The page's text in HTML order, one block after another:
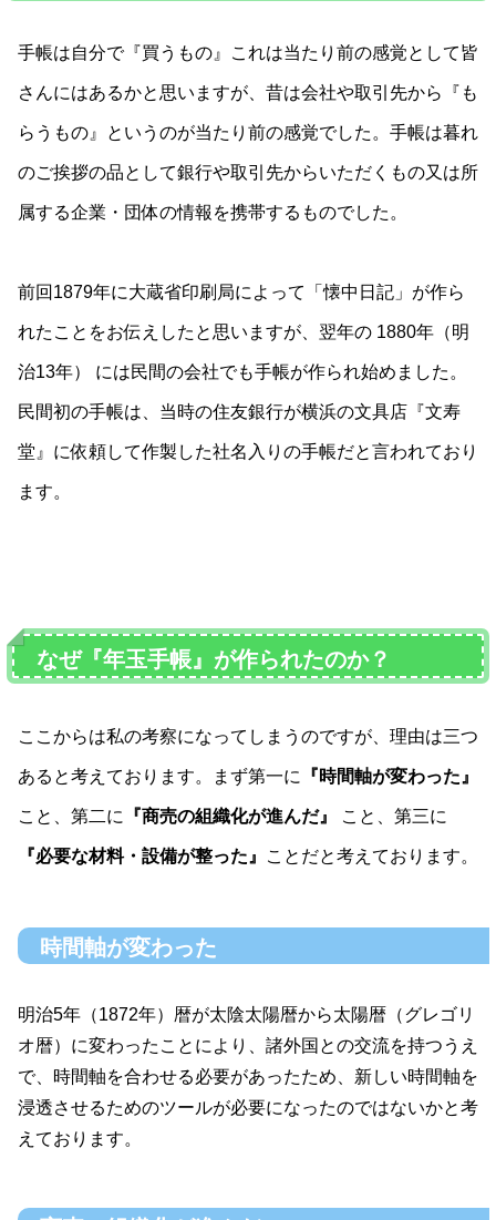
手帳は自分で『買うもの』これは当たり前の感覚として皆
さんにはあるかと思いますが、昔は会社や取引先から『も
らうもの』というのが当たり前の感覚でした。手帳は暮れ
のご挨拶の品として銀行や取引先からいただくもの又は所
属する企業・団体の情報を携帯するものでした。
前回1879年に大蔵省印刷局によって「懐中日記」が作ら
れたことをお伝えしたと思いますが、翌年の 1880年（明
治13年） には民間の会社でも手帳が作られ始めました。
民間初の手帳は、当時の住友銀行が横浜の文具店『文寿
堂』に依頼して作製した社名入りの手帳だと言われており
ます。
なぜ『年玉手帳』が作られたのか？
ここからは私の考察になってしまうのですが、理由は三つ
あると考えております。まず第一に 『時間軸が変わった』
こと、第二に 『商売の組織化が進んだ』 こと、第三に
『必要な材料・設備が整った』 ことだと考えております。
時間軸が変わった
明治5年（1872年）暦が太陰太陽暦から太陽暦（グレゴリ
オ暦）に変わったことにより、諸外国との交流を持つうえ
で、時間軸を合わせる必要があったため、新しい時間軸を
浸透させるためのツールが必要になったのではないかと考
えております。